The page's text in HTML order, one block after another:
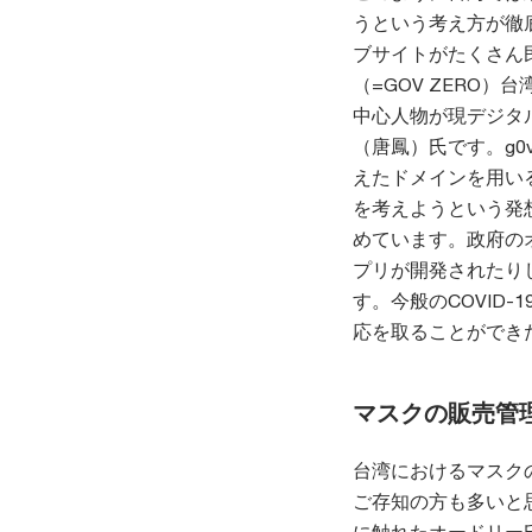
うという考え方が
ブサイトがたくさ
（=GOV ZERO）
中心人物が現デジタ
（唐鳳）氏です。
えたドメインを用
を考えようという
めています。政府の
プリが開発されたり
す。今般のCOVID-
応を取ることができ
マスクの販売管
台湾におけるマスク
ご存知の方も多い